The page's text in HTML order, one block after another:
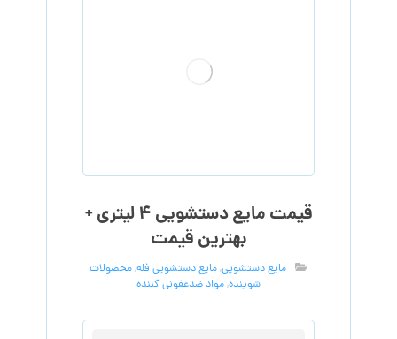
قیمت مایع دستشویی ۴ لیتری +
بهترین قیمت
مایع دستشویی,مایع دستشویی فله,محصولات
شوینده,مواد ضدعفونی کننده